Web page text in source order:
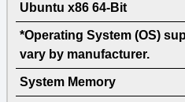
Ubuntu x86 64-Bit
*Operating System (OS)
vary by manufacturer.
System Memory